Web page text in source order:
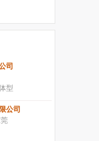
司
型
公司